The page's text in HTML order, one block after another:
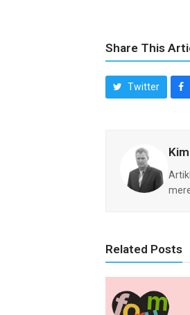
Share This
Twitter
Related Posts